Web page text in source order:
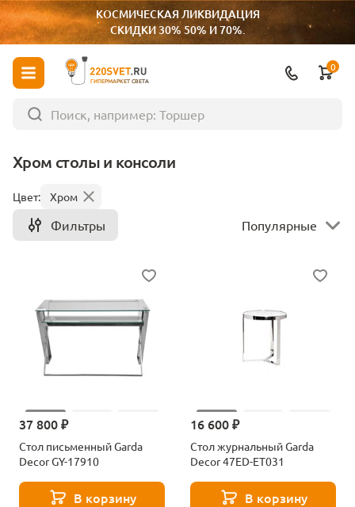
КОСМИЧЕСКАЯ ЛИКВИДАЦИЯ
СКИДКИ 30% 50% И 70%.
ГИПЕРМАРКЕТ СВЕТА
0
Хром столы и консоли
Цвет: Хром
Фильтры Популярные
37 800 ₽
Стол письменный Garda
Decor GY-17910
В корзину
16 600 ₽
Стол журнальный Garda
Decor 47ED-ET031
В корзину